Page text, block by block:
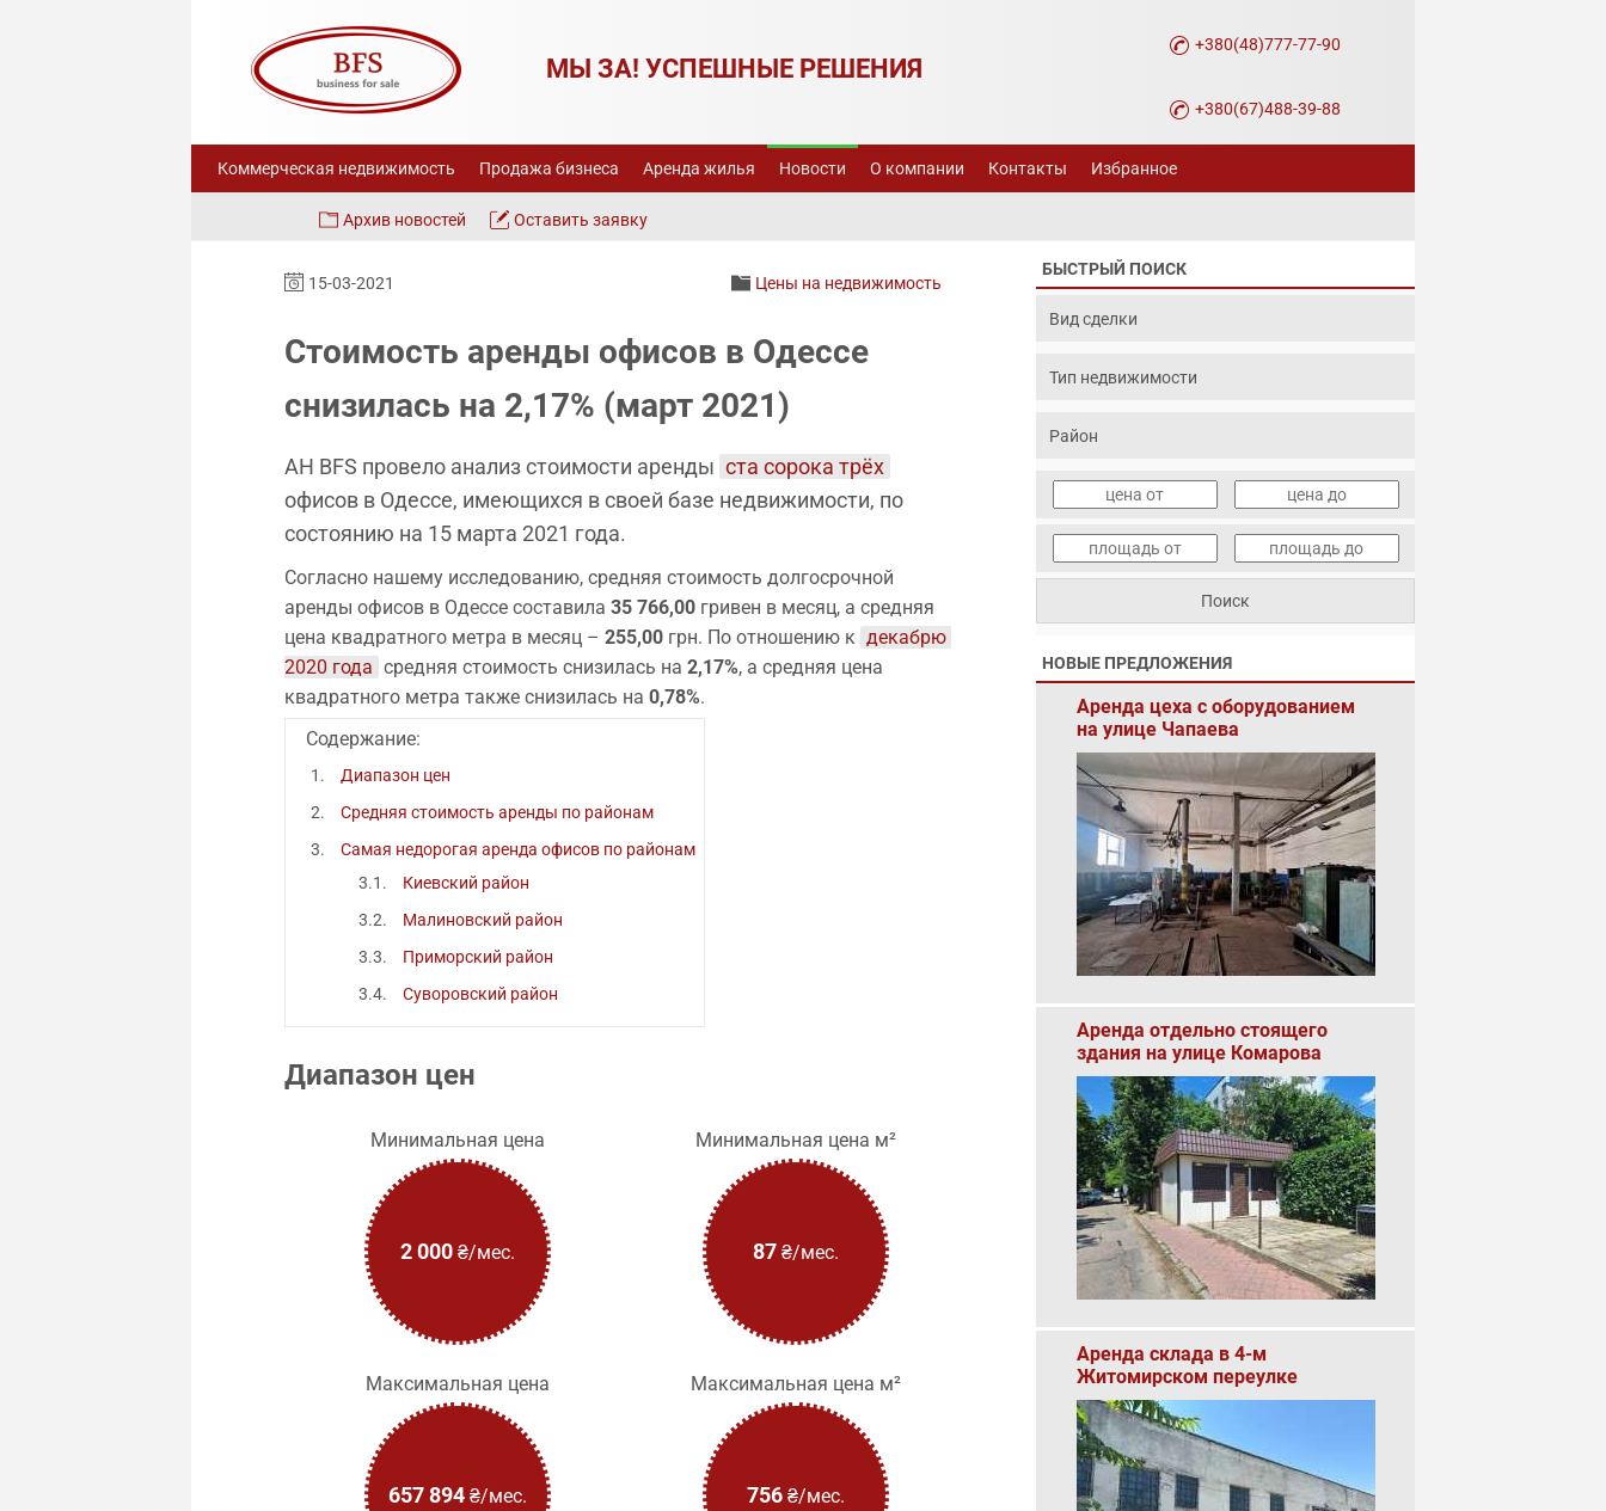
+380(48)777-77-90
+380(67)488-39-88
МЫ ЗА! УСПЕШНЫЕ РЕШЕНИЯ
Коммерческая недвижимость Продажа бизнеса Аренда жилья Новости О компании Контакты Избранное
Архив новостей Оставить заявку
15-03-2021 Цены на недвижимость
Стоимость аренды офисов в Одессе
снизилась на 2,17% (март 2021)
АН BFS провело анализ стоимости аренды ста сорока трёх
офисов в Одессе, имеющихся в своей базе недвижимости, по
состоянию на 15 марта 2021 года.
Согласно нашему исследованию, средняя стоимость долгосрочной
аренды офисов в Одессе составила 35 766,00гривен в месяц, а средняя
цена квадратного метра в месяц – 255,00грн. По отношению к декабрю
2020 года средняя стоимость снизилась на 2,17%, а средняя цена
квадратного метра также снизилась на 0,78%.
Содержание:
Диапазон цен
Средняя стоимость аренды по районам
Самая недорогая аренда офисов по районам
Киевский район
Малиновский район
Приморский район
Суворовский район
Диапазон цен
Минимальная цена
2 000₴/мес.
Максимальная цена
657 894₴/мес.
Минимальная цена м²
87₴/мес.
Максимальная цена м²
756₴/мес.
БЫСТРЫЙ ПОИСК
НОВЫЕ ПРЕДЛОЖЕНИЯ
Аренда цеха с оборудованием
на улице Чапаева
Аренда отдельно стоящего
здания на улице Комарова
Аренда склада в 4-м
Житомирском переулке